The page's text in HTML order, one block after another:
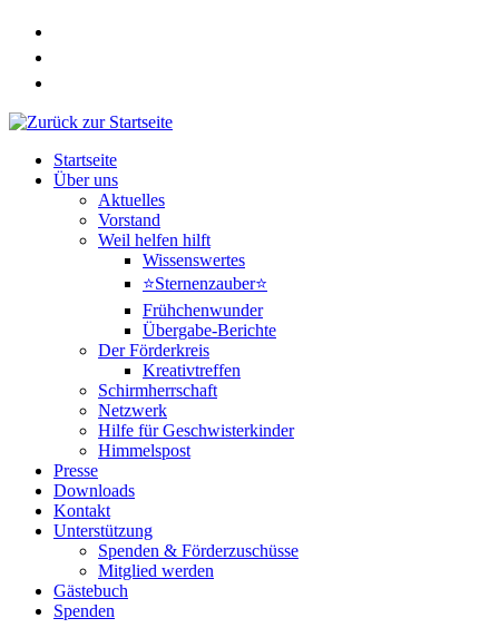
Zum
springen
Startseite
Über uns
Aktuelles
Vorstand
Weil helfen hilft
Wissenswertes
⭐Sternenzauber⭐
Frühchenwunder
Übergabe-Berichte
Der Förderkreis
Kreativtreffen
Schirmherrschaft
Netzwerk
Hilfe für Geschwisterkinder
Himmelspost
Presse
Downloads
Kontakt
Unterstützung
Spenden & Förderzuschüsse
Mitglied werden
Gästebuch
Spenden